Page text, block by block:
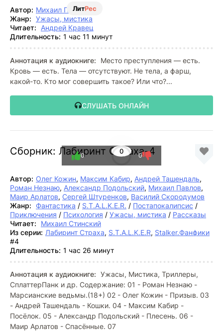
ЛитРес
Автор: Михаил Павлов
Жанр: Ужасы, мистика
Читает:
Андрей Кравец
Длительность: 1 час 11 минут
Аннотация к аудиокниге:
Место преступления — есть.
Кровь — есть. Тела — отсутствуют. Не тела, а фарш,
какой-то. Кто мог совершить такое? Или что?...
СЛУШАТЬ ОНЛАЙН
Сборник: Лабиринт Страха-4
0
0 0
Автор: Олег Кожин, Максим Кабир, Андрей Ташендаль,
Роман Незнаю, Александр Подольский, Михаил Павлов,
Маир Арлатов, Сергей Штуренков, Василий Скородумов
Жанр:
Фантастика / S.T.A.L.K.E.R. / Постапокалипсис /
Приключения / Психология / Ужасы, мистика / Рассказы
Читает:
Михаил Стинский
Из серии: Лабиринт Страха, S.T.A.L.K.E.R, Stalker.Фанфики
#4
Длительность: 1 час 26 минут
Аннотация к аудиокниге: Ужасы, Мистика, Триллеры,
СплаттерПанк и др. Содержание: 01 - Роман Незнаю -
Марсианские ведьмы.(18+) 02 - Олег Кожин - Призыв. 03
- Андрей Ташендаль - Кошки. 04 - Максим Кабир -
Посёлок. 05 - Александр Подольский - Плесень. 06 -
Маир Арлатов - Спасённые. 07